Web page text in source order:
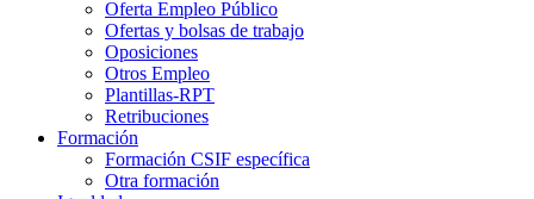
Oferta Empleo Público
Ofertas y bolsas de trabajo
Oposiciones
Otros Empleo
Plantillas-RPT
Retribuciones
Formación
Formación CSIF específica
Otra formación